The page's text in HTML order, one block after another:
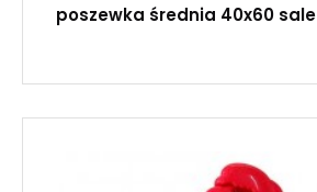
poszewka średnia 40x60 sale